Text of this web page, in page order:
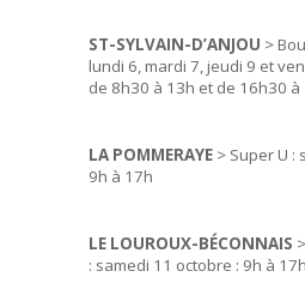
ST-SYLVAIN-D’ANJOU >
lundi 6, mardi 7, jeudi 9 et
de 8h30 à 13h et de 16h30 à
LA POMMERAYE > Super U :
9h à 17h
LE LOUROUX-BÉCONNAIS
: samedi 11 octobre : 9h à 17h